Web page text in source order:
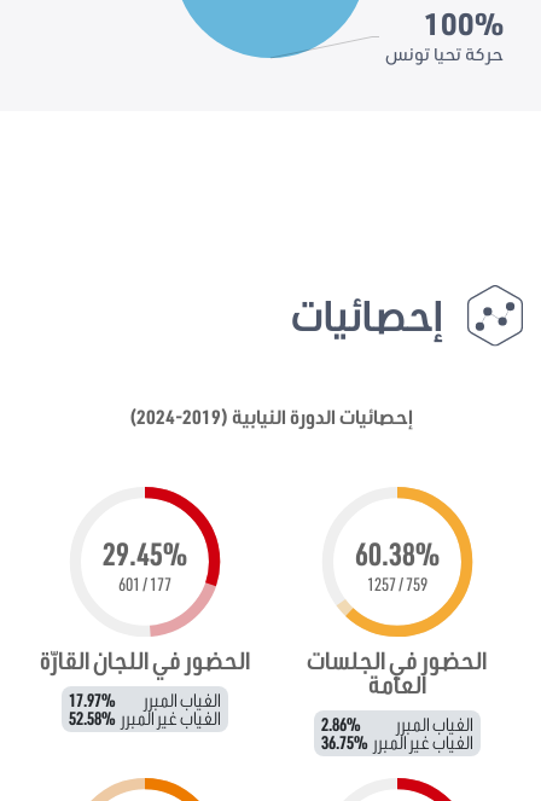
100%
حركة تحيا تونس
إحصائيات
إحصائيات الدورة النيابية (2019-2024)
60.38%
759 / 1257
الحضور في الجلسات
العامة
الغياب المبرر 2.86%
الغياب غير المبرر 36.75%
29.45%
177 / 601
الحضور في اللجان القارّة
الغياب المبرر 17.97%
الغياب غير المبرر 52.58%